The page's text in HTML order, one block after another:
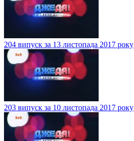
204 випуск за 13 листопада 2017 року
203 випуск за 10 листопада 2017 року